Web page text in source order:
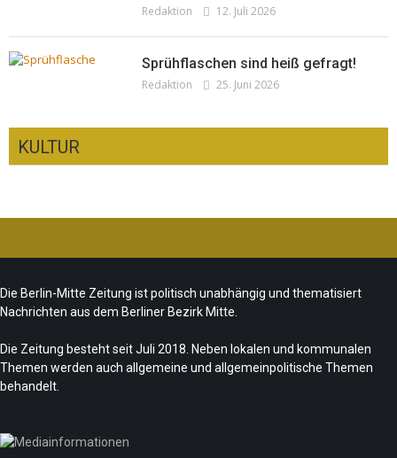
Redaktion 12. Juli 2026
Sprühflaschen sind heiß gefragt!
Redaktion 25. Juni 2026
KULTUR
zeitgemäß?
CSD-Anschlag: Trauer und politische
Folgerungen
music
Team/Redaktion 21. Juni 2026
„Les Amoureuses“ zur Fête de la Musique
Die Berlin-Mitte Zeitung ist politisch unabhängig und thematisiert
Nachrichten aus dem Berliner Bezirk Mitte.
Die Zeitung besteht seit Juli 2018. Neben lokalen und kommunalen
Themen werden auch allgemeine und allgemeinpolitische Themen
behandelt.